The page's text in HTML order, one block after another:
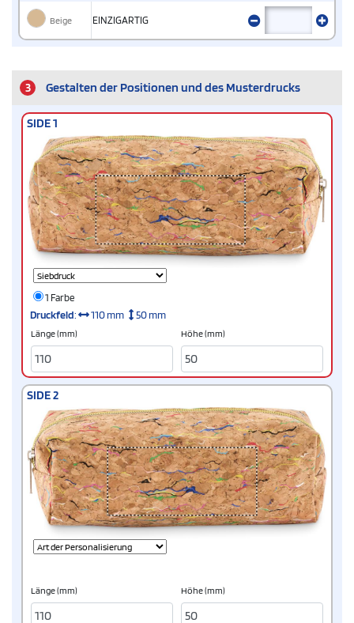
Beige EINZIGARTIG
3 Gestalten der Positionen und des Musterdrucks
SIDE 1
1 Farbe
Druckfeld: 110 mm 50 mm
Länge (mm) Höhe (mm)
SIDE 2
Länge (mm) Höhe (mm)